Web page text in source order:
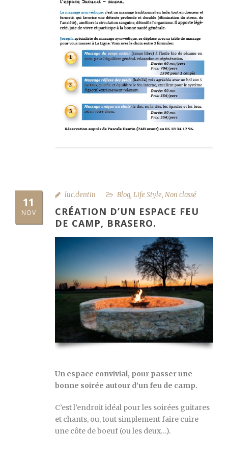
11
NOV
luc.dentin Blog, Life Style, Non classé
CRÉATION D’UN ESPACE FEU
DE CAMP, BRASERO.
Un espace convivial, pour passer une
bonne soirée autour d’un feu de camp.
C’est l’endroit idéal pour les soirées guitares
et chants, ou, tout simplement faire cuire
une côte de boeuf (ou les deux…).